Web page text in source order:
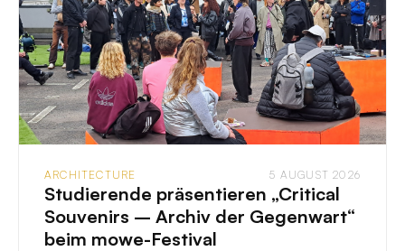
ARCHITECTURE 5 AUGUST 2026
Studierende präsentieren „Critical
Souvenirs – Archiv der Gegenwart“
beim mowe-Festival